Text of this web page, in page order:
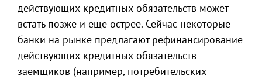
действующих кредитных обязательств может
встать позже и еще острее. Сейчас некоторые
банки на рынке предлагают рефинансирование
действующих кредитных обязательств
заемщиков (например, потребительских